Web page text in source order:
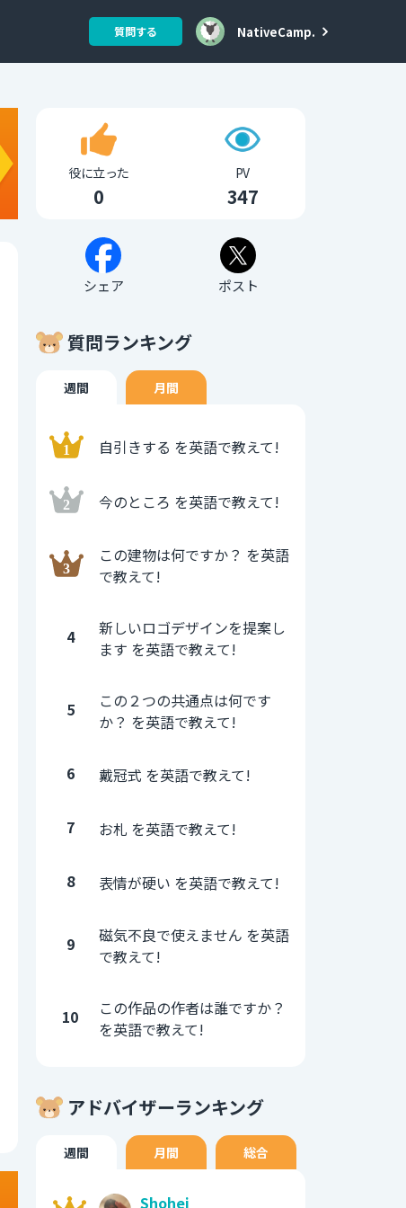
質問する NativeCamp.
役に立った
0
PV
347
シェア ポスト
質問ランキング
週間 月間
自引きする を英語で教えて!
今のところ を英語で教えて!
この建物は何ですか？ を英語
で教えて!
4
新しいロゴデザインを提案し
ます を英語で教えて!
5
この２つの共通点は何です
か？ を英語で教えて!
6 戴冠式 を英語で教えて!
7 お札 を英語で教えて!
8 表情が硬い を英語で教えて!
9
磁気不良で使えません を英語
で教えて!
10
この作品の作者は誰ですか？
を英語で教えて!
アドバイザーランキング
週間 月間 総合
Shohei